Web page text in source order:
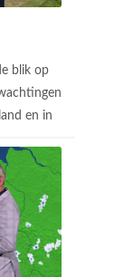
blik op
en in